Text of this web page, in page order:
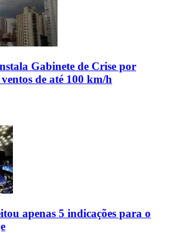
Gabinete de Crise por
de até 100 km/h
apenas 5 indicações para o